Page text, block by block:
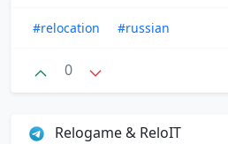
#relocation #russian
0
Relogame & ReloIT